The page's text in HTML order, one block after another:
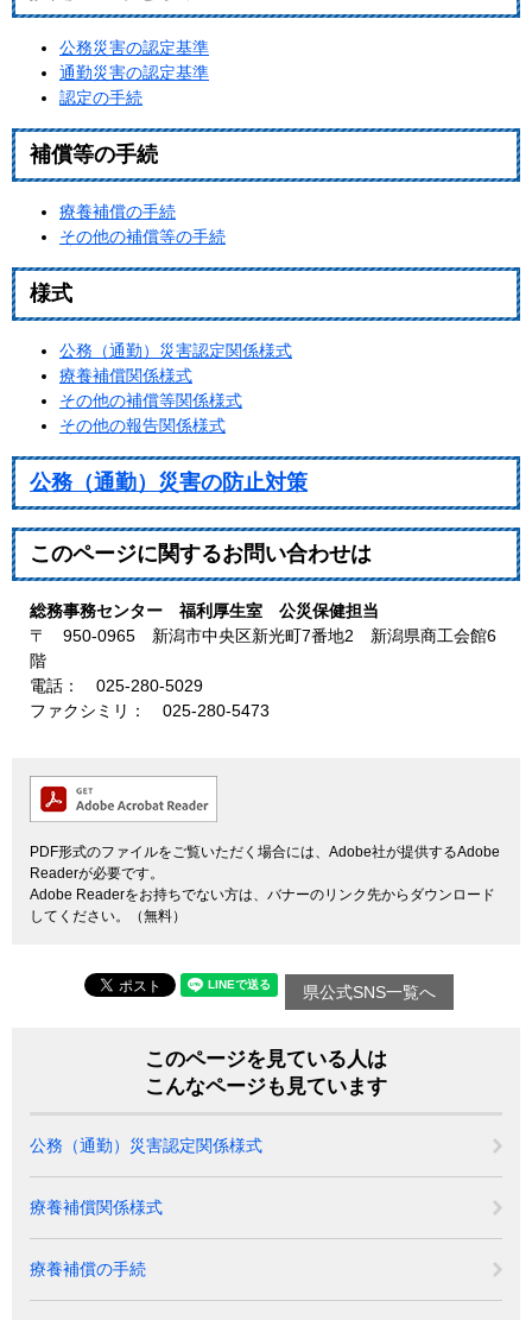
公務災害の認定基準
通勤災害の認定基準
認定の手続
補償等の手続
療養補償の手続
その他の補償等の手続
様式
公務（通勤）災害認定関係様式
療養補償関係様式
その他の補償等関係様式
その他の報告関係様式
公務（通勤）災害の防止対策
このページに関するお問い合わせは
総務事務センター 福利厚生室 公災保健担当
〒 950-0965 新潟市中央区新光町7番地2 新潟県商工会館6
階
電話： 025-280-5029
ファクシミリ： 025-280-5473
PDF形式のファイルをご覧いただく場合には、Adobe社が提供するAdobe
Readerが必要です。
Adobe Readerをお持ちでない方は、バナーのリンク先からダウンロード
してください。（無料）
県公式SNS一覧へ
このページを見ている人は
こんなページも見ています
公務（通勤）災害認定関係様式
療養補償関係様式
療養補償の手続